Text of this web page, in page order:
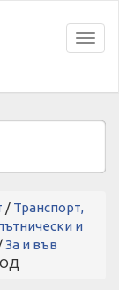
/ Транспорт,
и
За и във